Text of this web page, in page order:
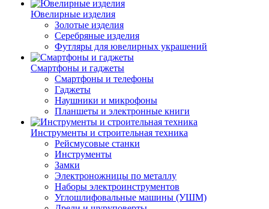
Ювелирные изделия
Золотые изделия
Серебряные изделия
Футляры для ювелирных украшений
Смартфоны и гаджеты
Смартфоны и телефоны
Гаджеты
Наушники и микрофоны
Планшеты и электронные книги
Инструменты и строительная техника
Рейсмусовые станки
Инструменты
Замки
Электроножницы по металлу
Наборы электроинструментов
Углошлифовальные машины (УШМ)